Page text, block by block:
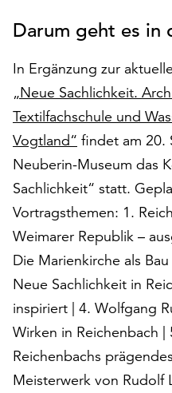
„Alle
um
alle
Cookies
zu
akzeptieren.
Sie
können
Einverständnis
jederzeit
ändern
widerrufen.
Dafür
steht
Ihnen
am
Ende
Darum geht es in
In Ergänzung zur
„Neue Sachlichkeit.
Textilfachschule und
Vogtland“ findet am 20.
Neuberin-Museum das
Sachlichkeit“ statt.
Vortragsthemen: 1.
Weimarer Republik –
Die Marienkirche als
Neue Sachlichkeit in
inspiriert | 4. Wolfgang
Wirken in Reichenbach |
Reichenbachs
Meisterwerk von Rudolf